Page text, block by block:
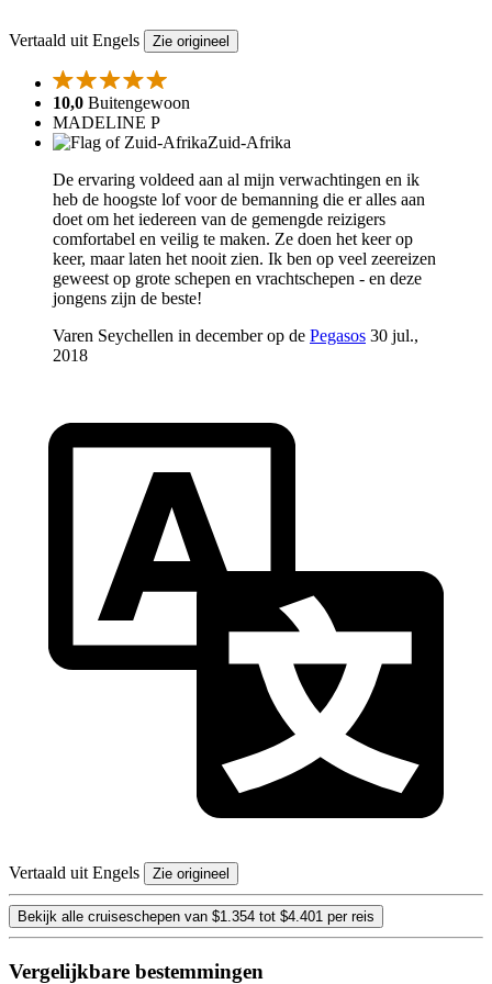
Vertaald uit Engels Zie origineel
10,0 Buitengewoon
MADELINE P
Zuid-Afrika
De ervaring voldeed aan al mijn verwachtingen en ik
heb de hoogste lof voor de bemanning die er alles aan
doet om het iedereen van de gemengde reizigers
comfortabel en veilig te maken. Ze doen het keer op
keer, maar laten het nooit zien. Ik ben op veel zeereizen
geweest op grote schepen en vrachtschepen - en deze
jongens zijn de beste!
Varen Seychellen in december op de Pegasos 30 jul.,
2018
Vertaald uit Engels Zie origineel
Bekijk alle cruiseschepen van $1.354 tot $4.401 per reis
Vergelijkbare bestemmingen